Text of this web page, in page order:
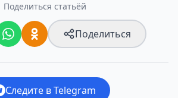
Поделиться статьёй
Поделиться
Следите в Telegram